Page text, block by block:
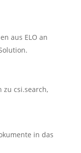
aus ELO an
zu csi.search,
in das